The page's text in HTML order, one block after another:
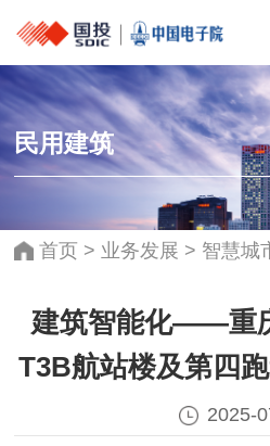
民用建筑
首页 > 业务发展 > 智慧城
建筑智能化——重
T3B航站楼及第四
2025-